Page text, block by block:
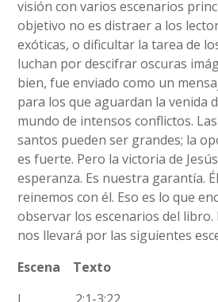
visión con varios escenarios
objetivo no es distraer a los
exóticas, o dificultar la tarea de
luchan por descifrar oscuras
bien, fue enviado como un
para los que aguardan la venida
mundo de intensos conflictos.
santos pueden ser grandes; la
es fuerte. Pero la victoria de
esperanza. Es nuestra garantía.
reinemos con él. Eso es lo que
observar los escenarios del
nos llevará por las siguientes
Escena
Texto